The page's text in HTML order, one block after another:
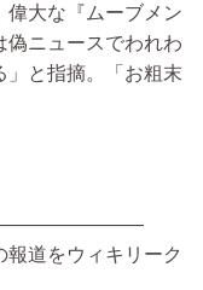
大な『ムーブメン
偽ニュースでわれわ
」と指摘。「お粗末
報道をウィキリーク